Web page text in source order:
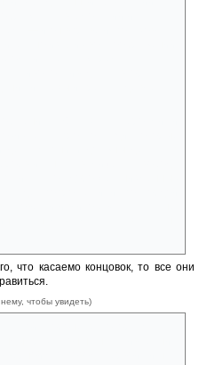
что касаемо концовок, то все они
чтобы увидеть)